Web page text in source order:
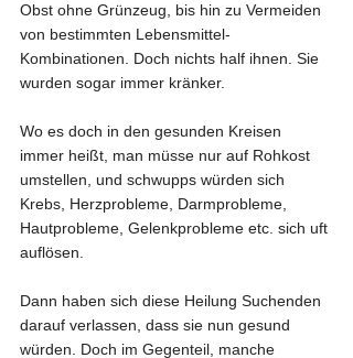
Obst ohne Grünzeug, bis hin zu Vermeiden
von bestimmten Lebensmittel-
Kombinationen. Doch nichts half ihnen. Sie
wurden sogar immer kränker.
Wo es doch in den gesunden Kreisen
immer heißt, man müsse nur auf Rohkost
umstellen, und schwupps würden sich
Krebs, Herzprobleme, Darmprobleme,
Hautprobleme, Gelenkprobleme etc. sich uft
auflösen.
Dann haben sich diese Heilung Suchenden
darauf verlassen, dass sie nun gesund
würden. Doch im Gegenteil, manche